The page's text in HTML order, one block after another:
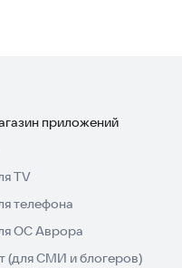
приложений
TV
телефона
ОС Аврора
(для СМИ и блогеров)